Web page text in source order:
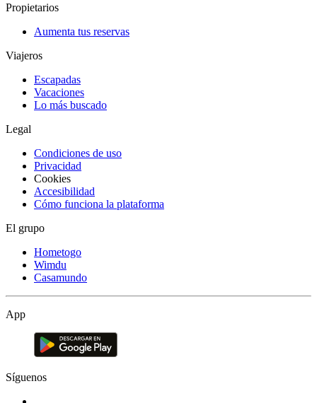
Propietarios
Aumenta tus reservas
Viajeros
Escapadas
Vacaciones
Lo más buscado
Legal
Condiciones de uso
Privacidad
Cookies
Accesibilidad
Cómo funciona la plataforma
El grupo
Hometogo
Wimdu
Casamundo
App
Síguenos